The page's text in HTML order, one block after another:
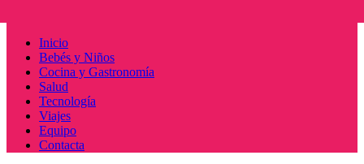
Menú
principal
Inicio
Bebés y Niños
Cocina y Gastronomía
Salud
Tecnología
Viajes
Equipo
Contacta